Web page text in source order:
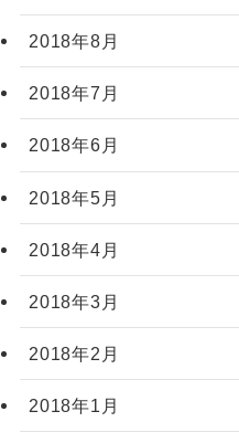
2018年8月
2018年7月
2018年6月
2018年5月
2018年4月
2018年3月
2018年2月
2018年1月